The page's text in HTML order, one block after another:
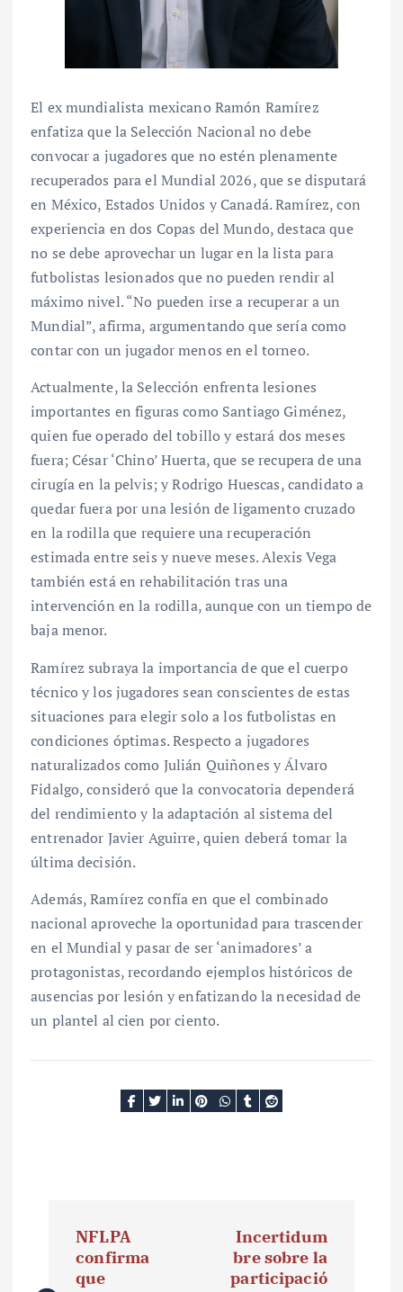
El ex mundialista mexicano Ramón Ramírez
enfatiza que la Selección Nacional no debe
convocar a jugadores que no estén plenamente
recuperados para el Mundial 2026, que se disputará
en México, Estados Unidos y Canadá. Ramírez, con
experiencia en dos Copas del Mundo, destaca que
no se debe aprovechar un lugar en la lista para
futbolistas lesionados que no pueden rendir al
máximo nivel. “No pueden irse a recuperar a un
Mundial”, afirma, argumentando que sería como
contar con un jugador menos en el torneo.
Actualmente, la Selección enfrenta lesiones
importantes en figuras como Santiago Giménez,
quien fue operado del tobillo y estará dos meses
fuera; César ‘Chino’ Huerta, que se recupera de una
cirugía en la pelvis; y Rodrigo Huescas, candidato a
quedar fuera por una lesión de ligamento cruzado
en la rodilla que requiere una recuperación
estimada entre seis y nueve meses. Alexis Vega
también está en rehabilitación tras una
intervención en la rodilla, aunque con un tiempo de
baja menor.
Ramírez subraya la importancia de que el cuerpo
técnico y los jugadores sean conscientes de estas
situaciones para elegir solo a los futbolistas en
condiciones óptimas. Respecto a jugadores
naturalizados como Julián Quiñones y Álvaro
Fidalgo, consideró que la convocatoria dependerá
del rendimiento y la adaptación al sistema del
entrenador Javier Aguirre, quien deberá tomar la
última decisión.
Además, Ramírez confía en que el combinado
nacional aproveche la oportunidad para trascender
en el Mundial y pasar de ser ‘animadores’ a
protagonistas, recordando ejemplos históricos de
ausencias por lesión y enfatizando la necesidad de
un plantel al cien por ciento.
NFLPA
confirma
que
Incertidum
bre sobre la
participació